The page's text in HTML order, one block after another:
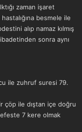
zaman işaret
besmele ile
alıp namaz kılmış
sonra aynı
ile zuhruf suresi 79.
7 kere olmak